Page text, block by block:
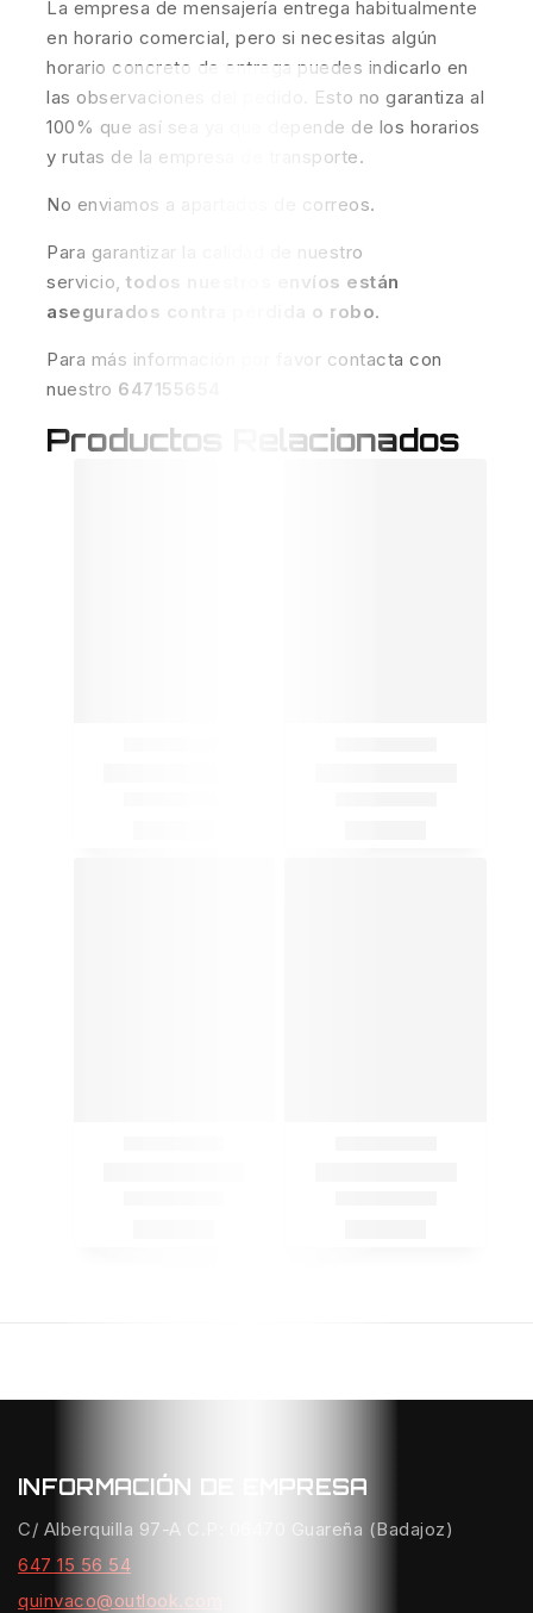
La empresa de mensajería entrega habitualmente
en horario comercial, pero si necesitas algún
horario concreto de entrega puedes indicarlo en
las observaciones del pedido. Esto no garantiza al
100% que así sea ya que depende de los horarios
y rutas de la empresa de transporte.
No enviamos a apartados de correos.
Para garantizar la calidad de nuestro
servicio, todos nuestros envíos están
asegurados contra pérdida o robo.
Para más información por favor contacta con
nuestro 647155654
Productos Relacionados
INFORMACIÓN DE EMPRESA
C/ Alberquilla 97-A C.P: 06470 Guareña (Badajoz)
647 15 56 54
quinvaco@outlook.com